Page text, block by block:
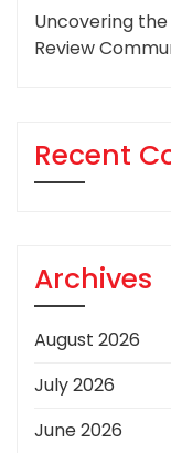
Uncovering the
Review
Recent
Archives
August 2026
July 2026
June 2026